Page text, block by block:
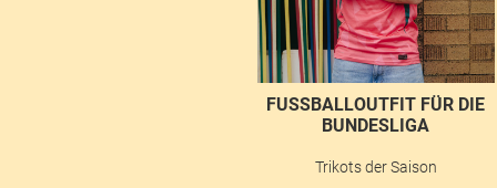
FUSSBALLOUTFIT FÜR DIE B
UNDESLIGA
Trikots der Saison